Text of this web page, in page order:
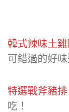
韓式辣味土雞
可錯過的好味
特選戰斧豬排
吃！